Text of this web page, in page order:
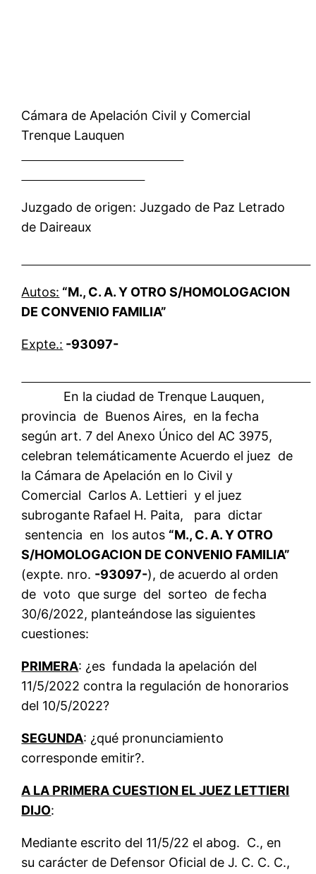
Cámara de Apelación Civil y Comercial
Trenque Lauquen
Juzgado de origen: Juzgado de Paz Letrado
de Daireaux
Autos: “M., C. A. Y OTRO S/HOMOLOGACION
DE CONVENIO FAMILIA”
Expte.: -93097-
En la ciudad de Trenque Lauquen,
provincia de Buenos Aires, en la fecha
según art. 7 del Anexo Único del AC 3975,
celebran telemáticamente Acuerdo el juez de
la Cámara de Apelación en lo Civil y
Comercial Carlos A. Lettieri y el juez
subrogante Rafael H. Paita, para dictar
sentencia en los autos “M., C. A. Y OTRO
S/HOMOLOGACION DE CONVENIO FAMILIA”
(expte. nro. -93097-), de acuerdo al orden
de voto que surge del sorteo de fecha
30/6/2022, planteándose las siguientes
cuestiones:
PRIMERA: ¿es fundada la apelación del
11/5/2022 contra la regulación de honorarios
del 10/5/2022?
SEGUNDA: ¿qué pronunciamiento
corresponde emitir?.
A LA PRIMERA CUESTION EL JUEZ LETTIERI
DIJO:
Mediante escrito del 11/5/22 el abog. C., en
su carácter de Defensor Oficial de J. C. C. C.,